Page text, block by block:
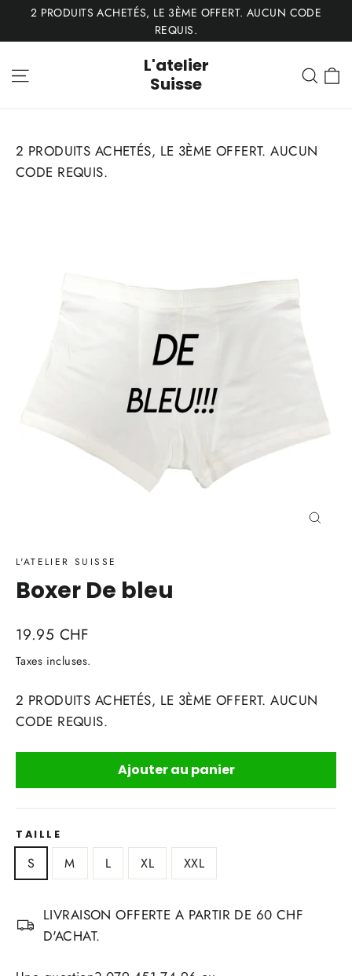
Passer2 PRODUITS ACHETÉS, LE 3ÈME OFFERT. AUCUN CODE
REQUIS.
L'atelier
Suisse
2 PRODUITS ACHETÉS, LE 3ÈME OFFERT. AUCUN
CODE REQUIS.
L'ATELIER SUISSE
Boxer De bleu
Prix
régulier
19.95 CHF
Taxes incluses.
2 PRODUITS ACHETÉS, LE 3ÈME OFFERT. AUCUN
CODE REQUIS.
Ajouter au panier
TAILLE
S M L XL XXL
LIVRAISON OFFERTE A PARTIR DE 60 CHF
D'ACHAT.